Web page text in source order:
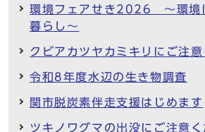
環境フェアせき2026 ～環境
暮らし～
クビアカツヤカミキリにご注意
令和8年度水辺の生き物調査
関市脱炭素伴走支援はじめます
ツキノワグマの出没にご注意く